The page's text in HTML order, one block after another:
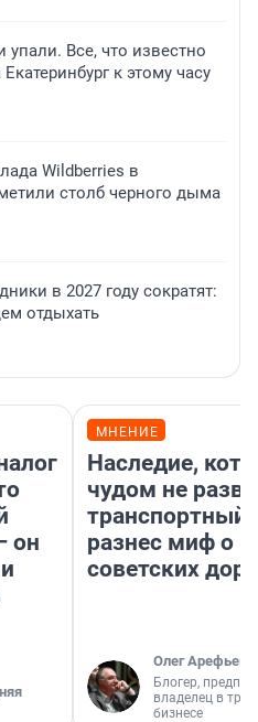
упали. Все, что известно
к этому часу
Wildberries в
столб черного дыма
в 2027 году сократят:
отдыхать
он
МНЕНИЕ
Наследие,
чудом не
транспортный
разнес миф о
советских
Олег Арефьев
Блогер,
владелец в
бизнесе